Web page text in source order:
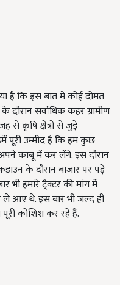
है कि इस बात में कोई दोमत
दौरान सर्वाधिक कहर ग्रामीण
से कृषि क्षेत्रों से जुड़े
पूरी उम्मीद है कि हम कुछ
काबू में कर लेंगे. इस दौरान
के दौरान बाजार पर पड़े
भी हमारे ट्रैक्टर की मांग में
आए थे. इस बार भी जल्द ही
कोशिश कर रहे हैं.